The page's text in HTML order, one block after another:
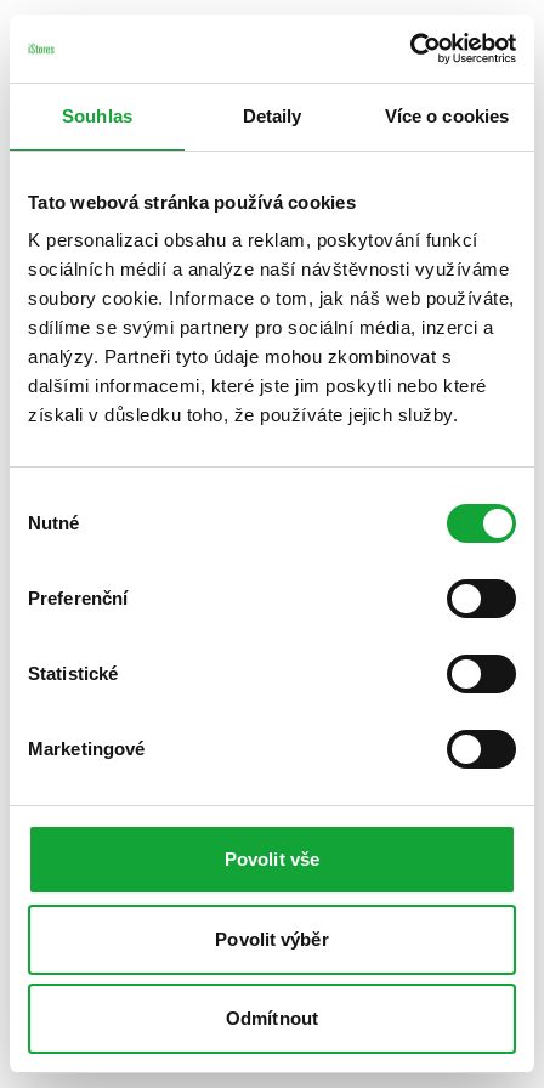
Souhlas Detaily Více o cookies
Tato webová stránka používá cookies
K personalizaci obsahu a reklam, poskytování funkcí
sociálních médií a analýze naší návštěvnosti využíváme
soubory cookie. Informace o tom, jak náš web používáte,
sdílíme se svými partnery pro sociální média, inzerci a
analýzy. Partneři tyto údaje mohou zkombinovat s
dalšími informacemi, které jste jim poskytli nebo které
získali v důsledku toho, že používáte jejich služby.
souhlasu
Nutné
Preferenční
Statistické
Marketingové
Povolit vše
Povolit výběr
Odmítnout